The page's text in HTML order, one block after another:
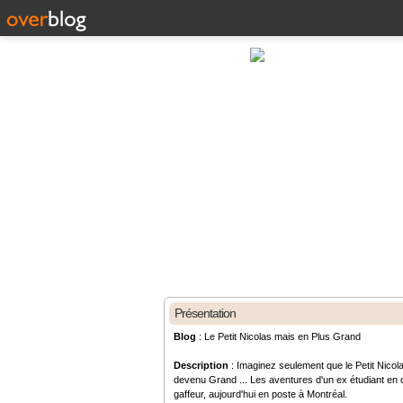
Présentation
Blog : Le Petit Nicolas mais en Plus Grand
Description : Imaginez seulement que le Petit
devenu Grand ... Les aventures d'un ex étudiant en
gaffeur, aujourd'hui en poste à Montréal.